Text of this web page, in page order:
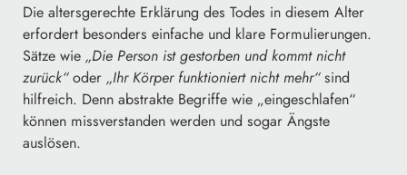
Die altersgerechte Erklärung des Todes in diesem Alter
erfordert besonders einfache und klare Formulierungen.
Sätze wie „Die Person ist gestorben und kommt nicht
zurück“oder „Ihr Körper funktioniert nicht mehr“sind
hilfreich. Denn abstrakte Begriffe wie „eingeschlafen“
können missverstanden werden und sogar Ängste
auslösen.